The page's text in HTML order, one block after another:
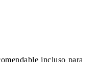
incluso para